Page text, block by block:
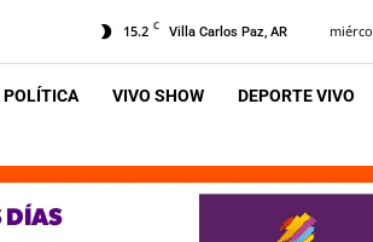
15.2 C Villa Carlos Paz, AR
POLÍTICA VIVO SHOW DEPORTE VIVO